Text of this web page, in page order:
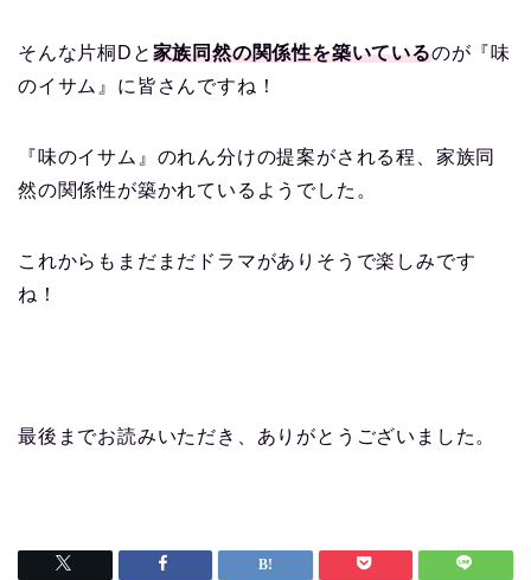
そんな片桐Dと 家族同然の関係性を築いているのが『味
のイサム』に皆さんですね！
『味のイサム』のれん分けの提案がされる程、家族同
然の関係性が築かれているようでした。
これからもまだまだドラマがありそうで楽しみです
ね！
最後までお読みいただき、ありがとうございました。